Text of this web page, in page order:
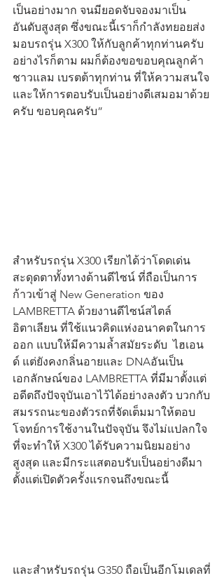
เป็นอย่างมาก จนมียอดจับจองมาเป็น
อันดับสูงสุด ซึ่งขณะนี้เราก็กำลังทยอยส่ง
มอบรถรุ่น X300 ให้กับลูกค้าทุกท่านครับ
อย่างไรก็ตาม ผมก็ต้องขอขอบคุณลูกค้า
ชาวแลม เบรตต้าทุกท่าน ที่ให้ความสนใจ
และให้การตอบรับเป็นอย่างดีเสมอมาด้วย
ครับ ขอบคุณครับ”
สำหรับรถรุ่น X300 เรียกได้ว่าโดดเด่น
สะดุดตาทั้งทางด้านดีไซน์ ที่ถือเป็นการ
ก้าวเข้าสู่ New Generation ของ
LAMBRETTA ด้วยงานดีไซน์สไตล์
อิตาเลียน ที่ใช้แนวคิดแห่งอนาคตในการ
ออก แบบให้มีความล้ำสมัยระดับ  ไฮเอน
ด์ แต่ยังคงกลิ่นอายและ DNAอันเป็น
เอกลักษณ์ของ LAMBRETTA ที่มีมาตั้งแต่
อดีตถึงปัจจุบันเอาไว้ได้อย่างลงตัว บวกกับ
สมรรถนะของตัวรถที่จัดเต็มมาให้ตอบ
โจทย์การใช้งานในปัจจุบัน จึงไม่แปลกใจ
ที่จะทำให้ X300 ได้รับความนิยมอย่าง
สูงสุด และมีกระแสตอบรับเป็นอย่างดีมา
ตั้งแต่เปิดตัวครั้งแรกจนถึงขณะนี้
และสำหรับรถรุ่น G350 ถือเป็นอีกโมเดลที่